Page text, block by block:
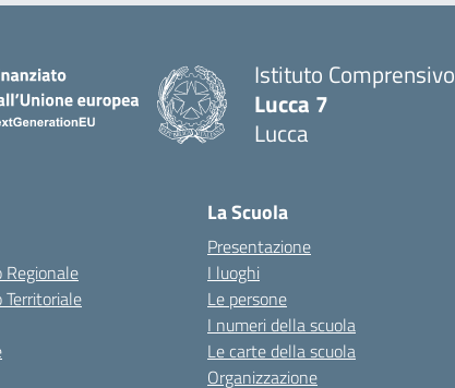
Istituto Comprensivo
Lucca 7
Lucca
Regionale
Territoriale
La Scuola
Presentazione
I luoghi
Le persone
I numeri della scuola
Le carte della scuola
Organizzazione